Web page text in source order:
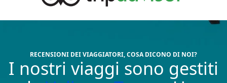
RECENSIONI DEI VIAGGIATORI, COSA DICONO DI NOI?
I nostri viaggi sono gestiti